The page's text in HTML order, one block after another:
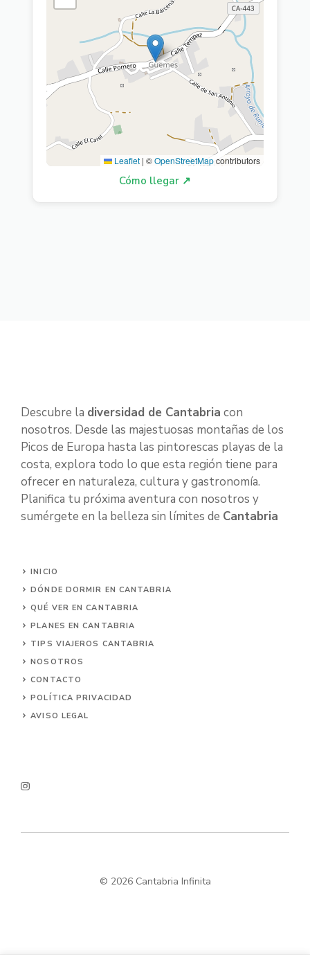
Leaflet | ©OpenStreetMapcontributors
Cómo llegar ↗
Descubre la diversidad de Cantabria con
nosotros. Desde las majestuosas montañas de los
Picos de Europa hasta las pintorescas playas de la
costa, explora todo lo que esta región tiene para
ofrecer en naturaleza, cultura y gastronomía.
Planifica tu próxima aventura con nosotros y
sumérgete en la belleza sin límites de Cantabria
INICIO
DÓNDE DORMIR EN CANTABRIA
QUÉ VER EN CANTABRIA
PLANES EN CANTABRIA
TIPS VIAJEROS CANTABRIA
NOSOTROS
CONTACTO
POLÍTICA PRIVACIDAD
AVISO LEGAL
© 2026 Cantabria Infinita